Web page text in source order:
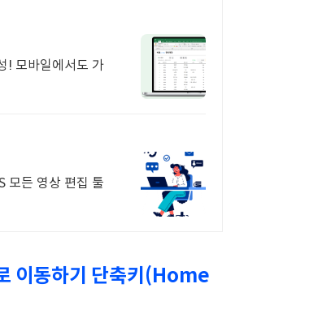
! 모바일에서도 가
모든 영상 편집 툴
이동하기 단축키(Home